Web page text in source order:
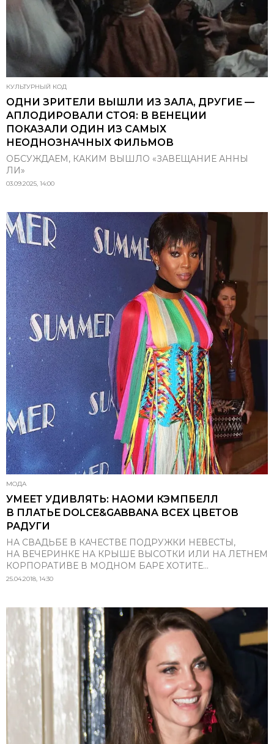
КУЛЬТУРНЫЙ КОД
ОДНИ ЗРИТЕЛИ ВЫШЛИ ИЗ ЗАЛА, ДРУГИЕ —
АПЛОДИРОВАЛИ СТОЯ: В ВЕНЕЦИИ
ПОКАЗАЛИ ОДИН ИЗ САМЫХ
НЕОДНОЗНАЧНЫХ ФИЛЬМОВ
ОБСУЖДАЕМ, КАКИМ ВЫШЛО «ЗАВЕЩАНИЕ АННЫ
ЛИ»
03.09.2025, 14:00
МОДА
УМЕЕТ УДИВЛЯТЬ: НАОМИ КЭМПБЕЛЛ
В ПЛАТЬЕ DOLCE&GABBANA ВСЕХ ЦВЕТОВ
РАДУГИ
НА СВАДЬБЕ В КАЧЕСТВЕ ПОДРУЖКИ НЕВЕСТЫ,
НА ВЕЧЕРИНКЕ НА КРЫШЕ ВЫСОТКИ ИЛИ НА ЛЕТНЕМ
КОРПОРАТИВЕ В МОДНОМ БАРЕ ХОТИТЕ...
25.04.2018, 14:30